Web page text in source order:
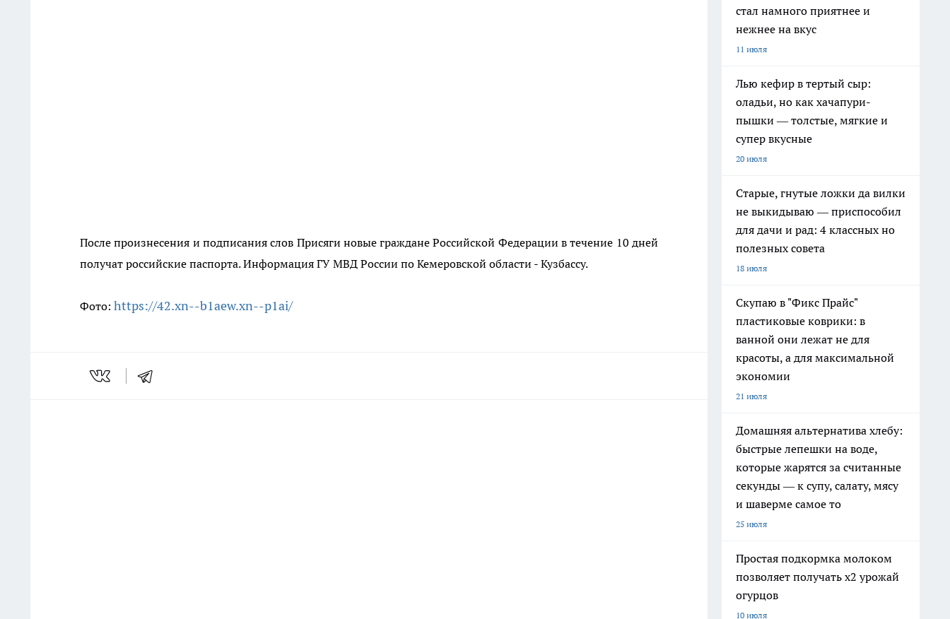
После произнесения и подписания слов Присяги новые граждане Российской Федерации в течение 10 дней
получат российские паспорта. Информация ГУ МВД России по Кемеровской области - Кузбассу.
Фото: https://42.xn--b1aew.xn--p1ai/
стал намного приятнее и
нежнее на вкус
11 июля
Лью кефир в тертый сыр:
оладьи, но как хачапури-
пышки — толстые, мягкие и
супер вкусные
20 июля
Старые, гнутые ложки да вилки
не выкидываю — приспособил
для дачи и рад: 4 классных но
полезных совета
18 июля
Скупаю в "Фикс Прайс"
пластиковые коврики: в
ванной они лежат не для
красоты, а для максимальной
экономии
21 июля
Домашняя альтернатива хлебу:
быстрые лепешки на воде,
которые жарятся за считанные
секунды — к супу, салату, мясу
и шаверме самое то
25 июля
Простая подкормка молоком
позволяет получать х2 урожай
огурцов
10 июля